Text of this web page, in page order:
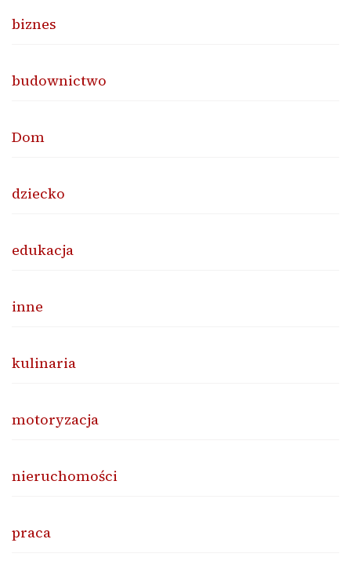
biznes
budownictwo
Dom
dziecko
edukacja
inne
kulinaria
motoryzacja
nieruchomości
praca